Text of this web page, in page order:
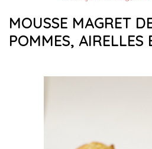
MOUSSE MAGRET
POMMES, AIRELLES